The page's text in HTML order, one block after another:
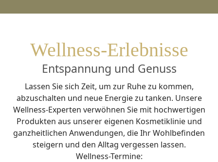
Gästestimmen
Newsletter
Downloads
Fragen & Antworten
Kontakt
Wellness-Erlebnisse
Entspannung und Genuss
Lassen Sie sich Zeit, um zur Ruhe zu kommen,
abzuschalten und neue Energie zu tanken. Unsere
Wellness-Experten verwöhnen Sie mit hochwertigen
Produkten aus unserer eigenen Kosmetiklinie und
ganzheitlichen Anwendungen, die Ihr Wohlbefinden
steigern und den Alltag vergessen lassen.
Wellness-Termine: